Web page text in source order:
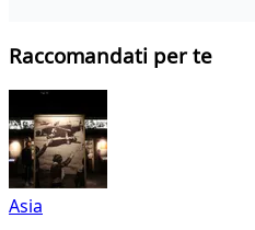
Raccomandati per te
Asia